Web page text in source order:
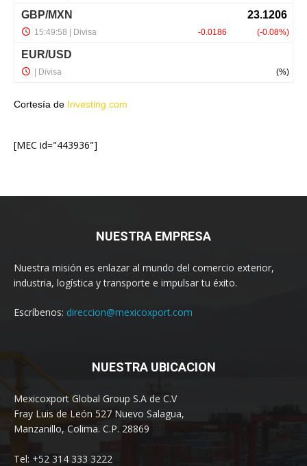
Cortesía de Investing.com
[MEC id="443936"]
NUESTRA EMPRESA
Nuestra misión es enlazar al mundo del comercio exterior,
industria, logística y transporte e impulsar tu éxito.
Escríbenos: direccion@mexicoxport.com
NUESTRA UBICACION
Mexicoxport Global Group S.A de C.V
Fray Luis de León 527 Nuevo Salagua,
Manzanillo, Colima. C.P. 28869
Tel: +52 314 333 3222